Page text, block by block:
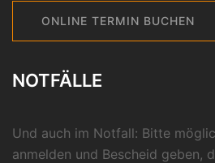
ONLINE TERMIN BUCHEN
NOTFÄLLE
Und auch im Notfall: Bitte
anmelden und Bescheid geben,